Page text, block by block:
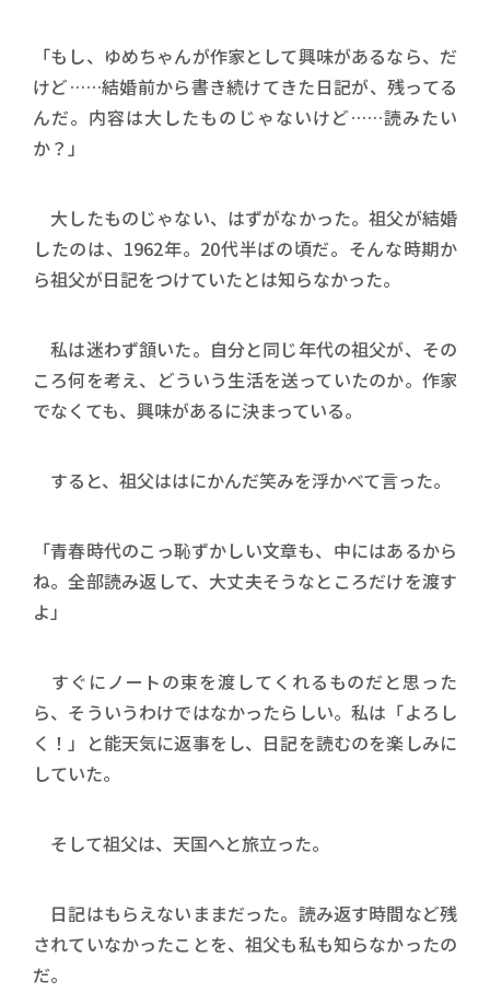
「もし、ゆめちゃんが作家として興味があるなら、だ
けど……結婚前から書き続けてきた日記が、残ってる
んだ。内容は大したものじゃないけど……読みたい
か？」
大したものじゃない、はずがなかった。祖父が結婚
したのは、1962年。20代半ばの頃だ。そんな時期か
ら祖父が日記をつけていたとは知らなかった。
私は迷わず頷いた。自分と同じ年代の祖父が、その
ころ何を考え、どういう生活を送っていたのか。作家
でなくても、興味があるに決まっている。
すると、祖父ははにかんだ笑みを浮かべて言った。
「青春時代のこっ恥ずかしい文章も、中にはあるから
ね。全部読み返して、大丈夫そうなところだけを渡す
よ」
すぐにノートの束を渡してくれるものだと思った
ら、そういうわけではなかったらしい。私は「よろし
く！」と能天気に返事をし、日記を読むのを楽しみに
していた。
そして祖父は、天国へと旅立った。
日記はもらえないままだった。読み返す時間など残
されていなかったことを、祖父も私も知らなかったの
だ。